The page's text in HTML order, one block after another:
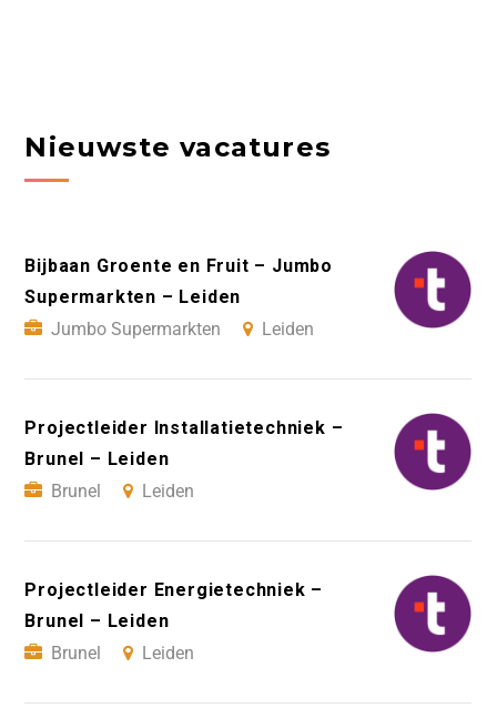
Nieuwste vacatures
Bijbaan Groente en Fruit – Jumbo
Supermarkten – Leiden
Jumbo Supermarkten
Leiden
Projectleider Installatietechniek –
Brunel – Leiden
Brunel
Leiden
Projectleider Energietechniek –
Brunel – Leiden
Brunel
Leiden